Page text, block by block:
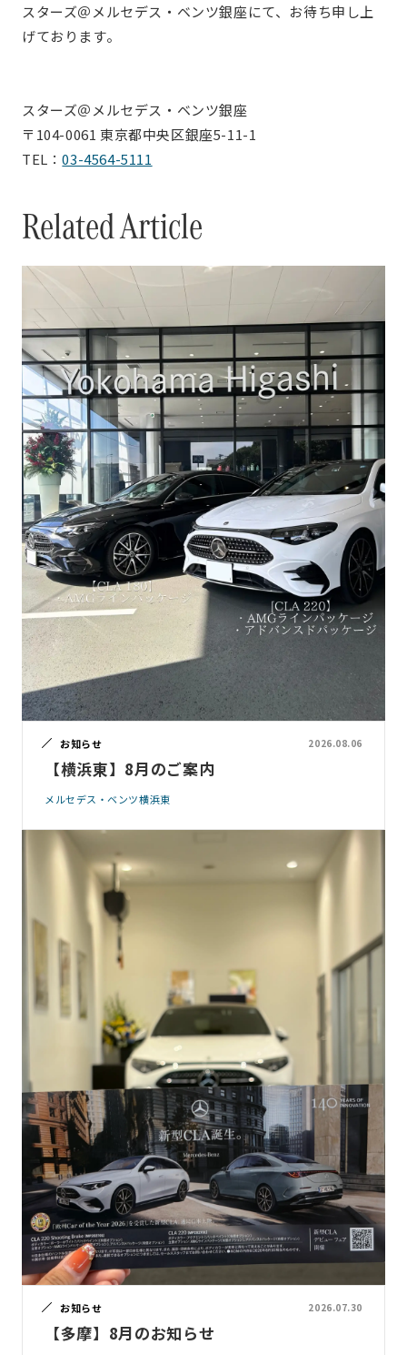
スターズ＠メルセデス・ベンツ銀座にて、お待ち申し上
げております。
スターズ＠メルセデス・ベンツ銀座
〒104-0061 東京都中央区銀座5-11-1
TEL：03-4564-5111
Related Article
お知らせ 2026.08.06
【横浜東】8月のご案内
メルセデス・ベンツ横浜東
お知らせ 2026.07.30
【多摩】8月のお知らせ